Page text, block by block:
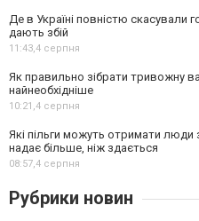
Де в Україні повністю скасували
дають збій
11:43,4 серпня
Як правильно зібрати тривожну
найнеобхідніше
10:21,4 серпня
Які пільги можуть отримати люди
надає більше, ніж здається
08:57,4 серпня
Рубрики новин